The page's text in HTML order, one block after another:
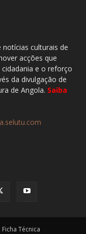
culturais de
acções que
e o reforço
da divulgação de
de Angola. Saiba
Ficha Técnica